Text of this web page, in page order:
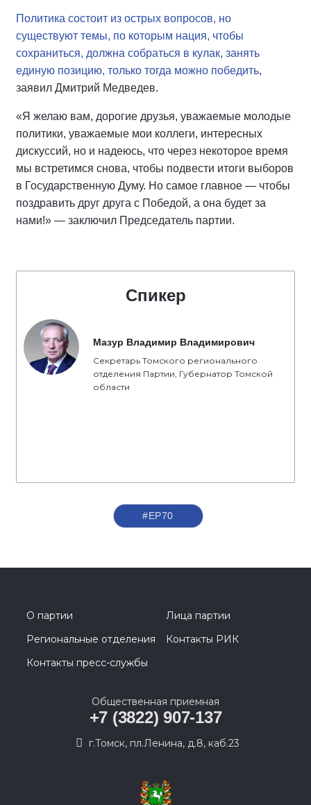
Политика состоит из острых вопросов, но
существуют темы, по которым нация, чтобы
сохраниться, должна собраться в кулак, занять
единую позицию, только тогда можно победить,
заявил Дмитрий Медведев.
«Я желаю вам, дорогие друзья, уважаемые молодые
политики, уважаемые мои коллеги, интересных
дискуссий, но и надеюсь, что через некоторое время
мы встретимся снова, чтобы подвести итоги выборов
в Государственную Думу. Но самое главное — чтобы
поздравить друг друга с Победой, а она будет за
нами!» — заключил Председатель партии.
Спикер
Мазур Владимир Владимирович
Секретарь Томского регионального
отделения Партии, Губернатор Томской
области
#ЕР70
О партии
Лица партии
Региональные отделения
Контакты РИК
Контакты пресс-службы
Общественная приемная
+7 (3822) 907-137
г.Томск, пл.Ленина, д.8, каб.23